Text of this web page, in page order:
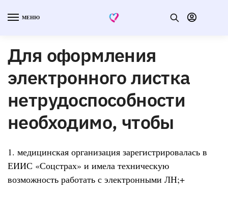
МЕНЮ
Для оформления
электронного листка
нетрудоспособности
необходимо, чтобы
1. медицинская организация зарегистрировалась в
ЕИИС «Соцстрах» и имела техническую
возможность работать с электронными ЛН;+